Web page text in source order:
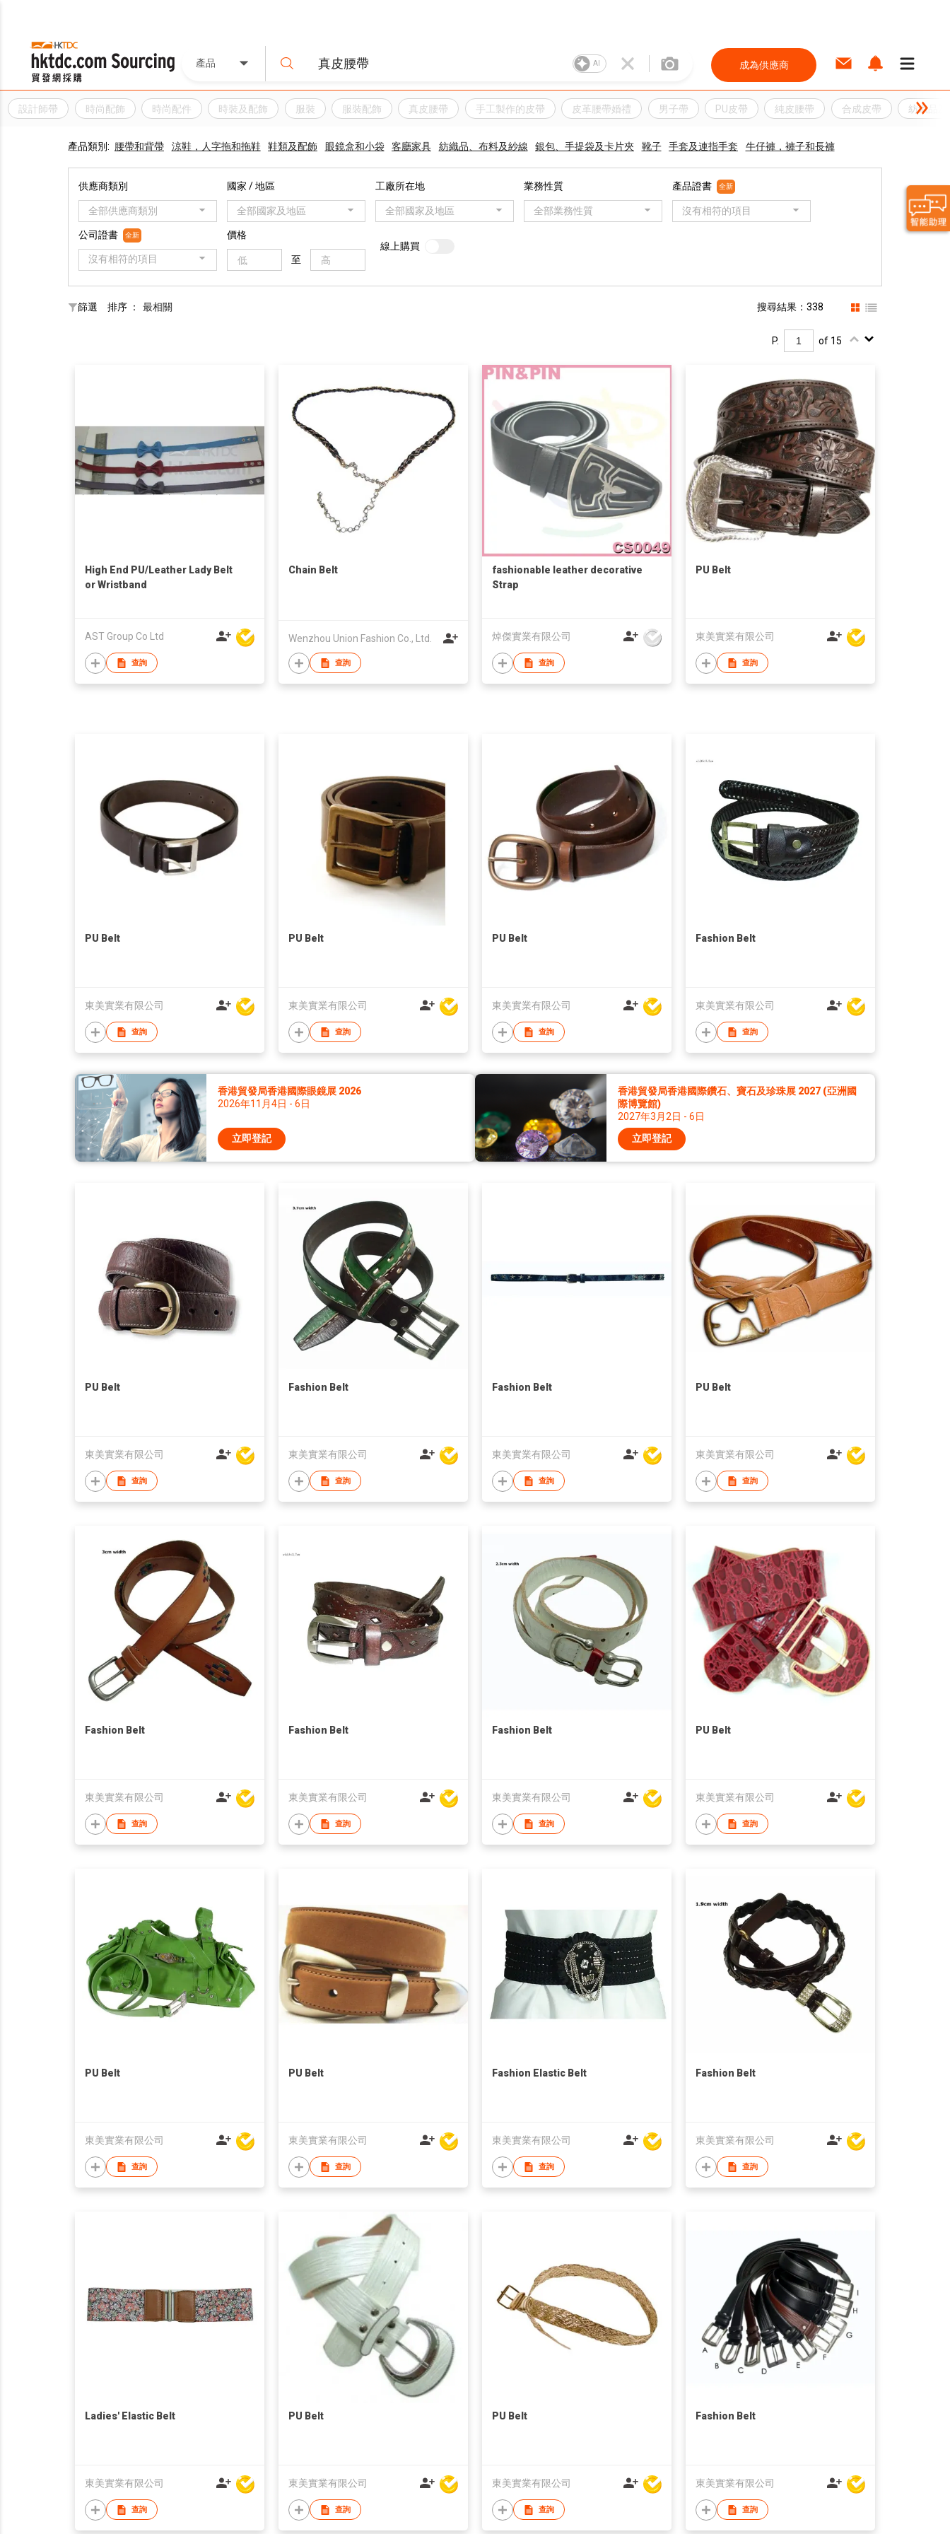
產品 AI 成為供應商
設計師帶 時尚配飾 時尚配件 時裝及配飾 服裝 服裝配飾 真皮腰帶 手工製作的皮帶 皮革腰帶婚禮 男子帶 PU皮帶 純皮腰帶 合成皮帶 紡織品
產品類別: 腰帶和背帶 涼鞋，人字拖和拖鞋 鞋類及配飾 眼鏡盒和小袋 客廳家具 紡織品、布料及紗線 銀包、手提袋及卡片夾 靴子 手套及連指手套 牛仔褲，褲子和長褲
供應商類別
全部供應商類別
國家 / 地區
全部國家及地區
工廠所在地
全部國家及地區
業務性質
全部業務性質
產品證書 全新
沒有相符的項目
公司證書 全新
沒有相符的項目
價格
至
線上購買
篩選 排序 ： 最相關 搜尋結果：338
P. of 15
High End PU/Leather Lady Belt
or Wristband
AST Group Co Ltd
查詢
Chain Belt
Wenzhou Union Fashion Co., Ltd.
查詢
fashionable leather decorative
Strap
焯傑實業有限公司
查詢
PU Belt
東美實業有限公司
查詢
PU Belt
東美實業有限公司
查詢
PU Belt
東美實業有限公司
查詢
PU Belt
東美實業有限公司
查詢
Fashion Belt
東美實業有限公司
查詢
香港貿發局香港國際眼鏡展 2026
2026年11月4日 - 6日
立即登記
香港貿發局香港國際鑽石、寶石及珍珠展 2027 (亞洲國
際博覽館)
2027年3月2日 - 6日
立即登記
PU Belt
東美實業有限公司
查詢
Fashion Belt
東美實業有限公司
查詢
Fashion Belt
東美實業有限公司
查詢
PU Belt
東美實業有限公司
查詢
Fashion Belt
東美實業有限公司
查詢
Fashion Belt
東美實業有限公司
查詢
Fashion Belt
東美實業有限公司
查詢
PU Belt
東美實業有限公司
查詢
PU Belt
東美實業有限公司
查詢
PU Belt
東美實業有限公司
查詢
Fashion Elastic Belt
東美實業有限公司
查詢
Fashion Belt
東美實業有限公司
查詢
Ladies' Elastic Belt
東美實業有限公司
查詢
PU Belt
東美實業有限公司
查詢
PU Belt
東美實業有限公司
查詢
Fashion Belt
東美實業有限公司
查詢